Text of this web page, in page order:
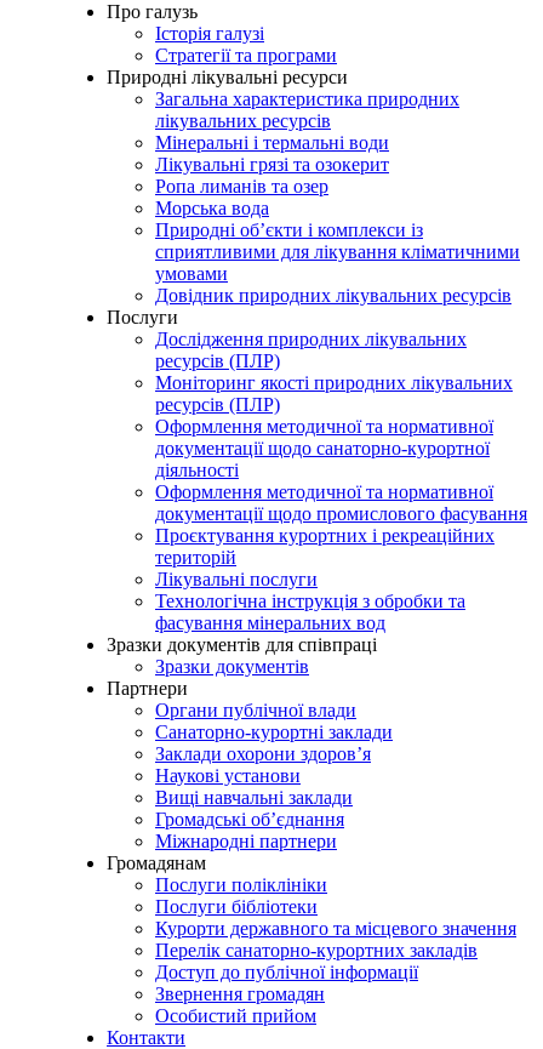
Про галузь
Історія галузі
Стратегії та програми
Природні лікувальні ресурси
Загальна характеристика природних
лікувальних ресурсів
Мінеральні і термальні води
Лікувальні грязі та озокерит
Ропа лиманів та озер
Морська вода
Природні об’єкти і комплекси із
сприятливими для лікування кліматичними
умовами
Довідник природних лікувальних ресурсів
Послуги
Дослідження природних лікувальних
ресурсів (ПЛР)
Моніторинг якості природних лікувальних
ресурсів (ПЛР)
Оформлення методичної та нормативної
документації щодо санаторно-курортної
діяльності
Оформлення методичної та нормативної
документації щодо промислового фасування
Проєктування курортних і рекреаційних
територій
Лікувальні послуги
Технологічна інструкція з обробки та
фасування мінеральних вод
Зразки документів для співпраці
Зразки документів
Партнери
Органи публічної влади
Санаторно-курортні заклади
Заклади охорони здоров’я
Наукові установи
Вищі навчальні заклади
Громадські об’єднання
Міжнародні партнери
Громадянам
Послуги поліклініки
Послуги бібліотеки
Курорти державного та місцевого значення
Перелік санаторно-курортних закладів
Доступ до публічної інформації
Звернення громадян
Особистий прийом
Контакти